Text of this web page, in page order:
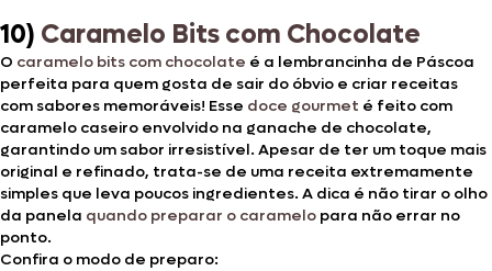
10) Caramelo Bits com Chocolate
O caramelo bits com chocolate é a lembrancinha de Páscoa
perfeita para quem gosta de sair do óbvio e criar receitas
com sabores memoráveis! Esse doce gourmet é feito com
caramelo caseiro envolvido na ganache de chocolate,
garantindo um sabor irresistível. Apesar de ter um toque mais
original e refinado, trata-se de uma receita extremamente
simples que leva poucos ingredientes. A dica é não tirar o olho
da panela quando preparar o caramelo para não errar no
ponto.
Confira o modo de preparo: